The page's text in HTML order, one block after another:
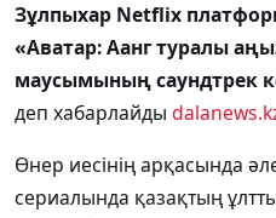
Зұлпыхар Netflix
«Аватар: Аанг туралы
маусымының саундтрек
деп хабарлайды
Өнер иесінің арқасында
сериалында қазақтың